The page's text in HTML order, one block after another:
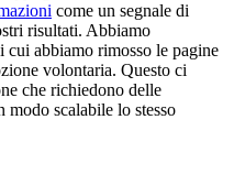
come un segnale di
risultati. Abbiamo
abbiamo rimosso le pagine
volontaria. Questo ci
che richiedono delle
modo scalabile lo stesso